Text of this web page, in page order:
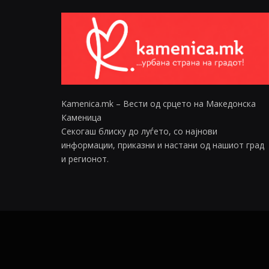
Kamenica.mk – Вести од срцето на Македонска
Каменица
Секогаш блиску до луѓето, со најнови
информации, приказни и настани од нашиот град
и регионот.